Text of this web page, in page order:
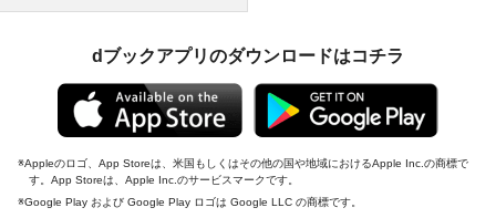
dブックアプリのダウンロードはコチラ
Appleのロゴ、App Storeは、米国もしくはその他の国や地域におけるApple Inc.の商標で
す。App Storeは、Apple Inc.のサービスマークです。
Google Play および Google Play ロゴは Google LLC の商標です。